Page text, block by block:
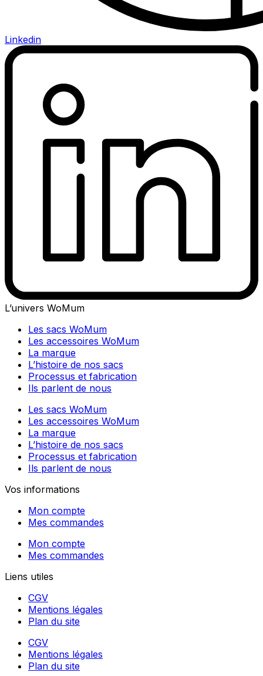
Linkedin
L’univers WoMum
Les sacs WoMum
Les accessoires WoMum
La marque
L’histoire de nos sacs
Processus et fabrication
Ils parlent de nous
Les sacs WoMum
Les accessoires WoMum
La marque
L’histoire de nos sacs
Processus et fabrication
Ils parlent de nous
Vos informations
Mon compte
Mes commandes
Mon compte
Mes commandes
Liens utiles
CGV
Mentions légales
Plan du site
CGV
Mentions légales
Plan du site